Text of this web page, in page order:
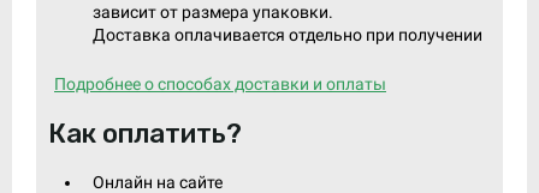
зависит от размера упаковки.
Доставка оплачивается отдельно при получении
Подробнее о способах доставки и оплаты
Как оплатить?
Онлайн на сайте